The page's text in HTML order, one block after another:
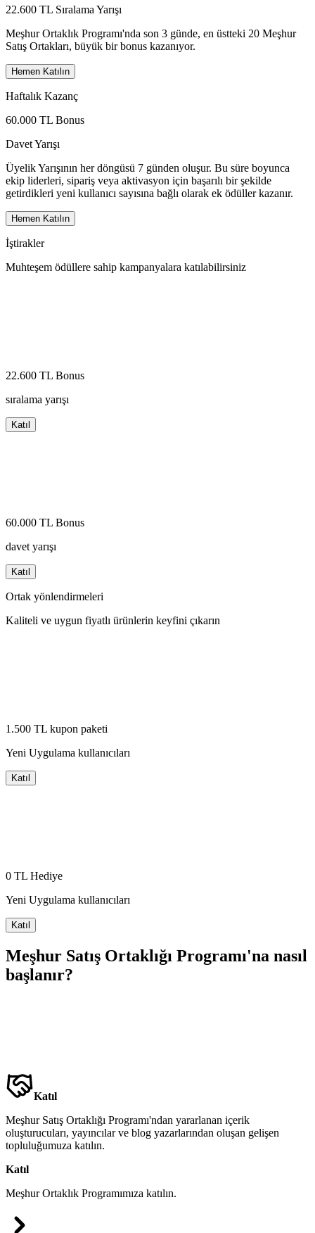
22.600 TL Sıralama Yarışı
Meşhur Ortaklık Programı'nda son 3 günde, en üstteki 20 Meşhur
Satış Ortakları, büyük bir bonus kazanıyor.
Hemen Katılın
Haftalık Kazanç
60.000 TL Bonus
Davet Yarışı
Üyelik Yarışının her döngüsü 7 günden oluşur. Bu süre boyunca
ekip liderleri, sipariş veya aktivasyon için başarılı bir şekilde
getirdikleri yeni kullanıcı sayısına bağlı olarak ek ödüller kazanır.
Hemen Katılın
İştirakler
Muhteşem ödüllere sahip kampanyalara katılabilirsiniz
22.600 TL Bonus
sıralama yarışı
Katıl
60.000 TL Bonus
davet yarışı
Katıl
Ortak yönlendirmeleri
Kaliteli ve uygun fiyatlı ürünlerin keyfini çıkarın
1.500 TL kupon paketi
Yeni Uygulama kullanıcıları
Katıl
0 TL Hediye
Yeni Uygulama kullanıcıları
Katıl
Meşhur Satış Ortaklığı Programı'na nasıl
başlanır?
Katıl
Meşhur Satış Ortaklığı Programı'ndan yararlanan içerik
oluşturucuları, yayıncılar ve blog yazarlarından oluşan gelişen
topluluğumuza katılın.
Katıl
Meşhur Ortaklık Programımıza katılın.